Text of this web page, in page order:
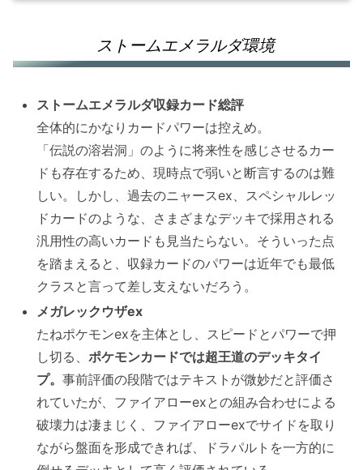
Tier ランキング
メガレックウザex
ドラパルトex
Tier2【Aランク】
メガルカリオex
Tier3【Bランク】
ドラパルトex＋バシャーモex
メガドリュウズex
オーガポンバレット
おまつりおんど
Nのゾロアークex
マリィのオーロンゲex
カミツオロチex
フーディン
ヤドキング
ストームエメラルダ環境
ストームエメラルダ収録カード総評
全体的にかなりカードパワーは控えめ。
「伝説の溶岩洞」のように将来性を感じさせるカー
ドも存在するため、現時点で弱いと断言するのは難
しい。しかし、過去のニャースex、スペシャルレッ
ドカードのような、さまざまなデッキで採用される
汎用性の高いカードも見当たらない。そういった点
を踏まえると、収録カードのパワーは近年でも最低
クラスと言って差し支えないだろう。
メガレックウザex
たねポケモンexを主体とし、スピードとパワーで押
し切る、ポケモンカードでは超王道のデッキタイ
プ。事前評価の段階ではテキストが微妙だと評価さ
れていたが、ファイアローexとの組み合わせによる
破壊力は凄まじく、ファイアローexでサイドを取り
ながら盤面を形成できれば、ドラパルトを一方的に